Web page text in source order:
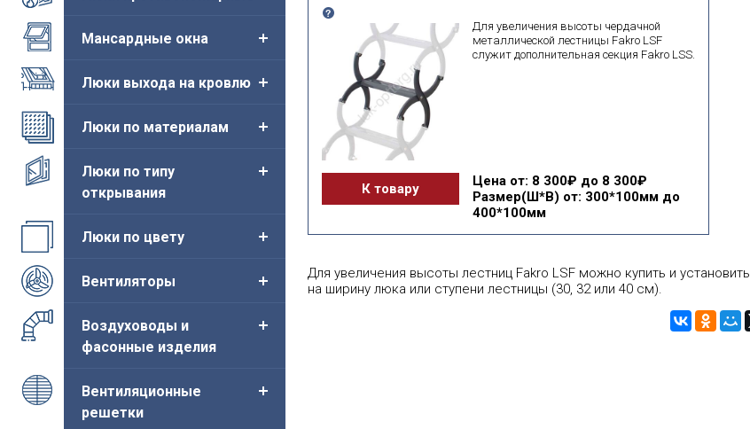
Мансардные окна
Люки выхода на кровлю
Люки по материалам
Люки по типу
открывания
Люки по цвету
Вентиляторы
Воздуховоды и
фасонные изделия
Вентиляционные
решетки
поиск по id
искать по id
ВЫ ИЩЕТЕ:
Сбросить фильтр
Для увеличения высоты чердачной
металлической лестницы Fakro LSF
служит дополнительная секция Fakro LSS.
К товару Цена от: 8 300₽ до 8 300₽
Размер(Ш*В) от: 300*100мм до
400*100мм
Для увеличения высоты лестниц Fakro LSF можно купить и установить
на ширину люка или ступени лестницы (30, 32 или 40 см).